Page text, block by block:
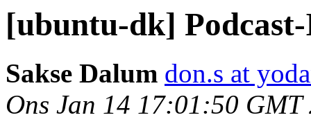
[ubuntu-dk]
Sakse Dalum don.s at
Ons Jan 14 17:01:50 GMT